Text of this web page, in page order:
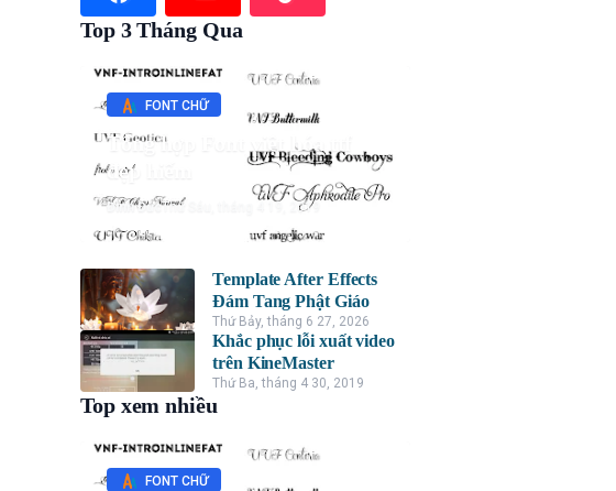
Top 3 Tháng Qua
FONT CHỮ
Tổng hợp Font việt hóa ttf
đẹp hiếm
Đình ĐứcThứ Sáu, tháng 4 19, 2019
Template After Effects
Đám Tang Phật Giáo
Thứ Bảy, tháng 6 27, 2026
Khắc phục lỗi xuất video
trên KineMaster
Thứ Ba, tháng 4 30, 2019
Top xem nhiều
FONT CHỮ